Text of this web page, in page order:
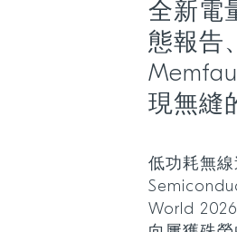
全新電
態報告
現無縫
低功耗無
World